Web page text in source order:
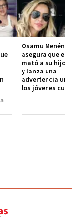
Osamu
asegura que el
mató a su hijo
y lanza una
advertencia
los jóvenes